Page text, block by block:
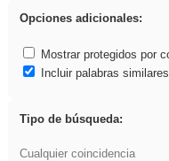
Opciones adicionales:
Mostrar protegidos por
Incluir palabras similares
Tipo de búsqueda:
Cualquier coincidencia